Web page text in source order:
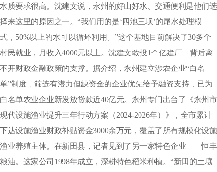
水质要求很高。沈建文说，永州的好山好水、交通便利是他们选
择来这里的原因之一。“我们用的是‘四池三坝’的尾水处理模
式，50%以上的水可以循环利用。”这个基地目前解决了30多个
村民就业，月收入4000元以上。沈建文敢投1个亿建厂，背后离
不开财政金融政策的支撑。据介绍，永州建立涉农企业“白名
单”制度，筛选有潜力但缺资金的企业优先给予融资支持，已为
白名单农业企业新发放贷款近40亿元。永州专门出台了《永州市
现代设施渔业提升三年行动方案（2024-2026年）》，全市累计
下达设施渔业财政补贴资金3000余万元，覆盖了所有规模化设施
渔业养殖主体。在新田县，记者见到了另一家特色企业——恒丰
粮油。这家公司1998年成立，深耕特色稻米种植。“新田的土壤